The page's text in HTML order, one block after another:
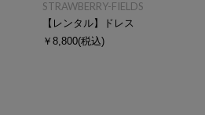
STRAWBERRY-FIELDS
【レンタル】ドレス
￥8,800(税込)